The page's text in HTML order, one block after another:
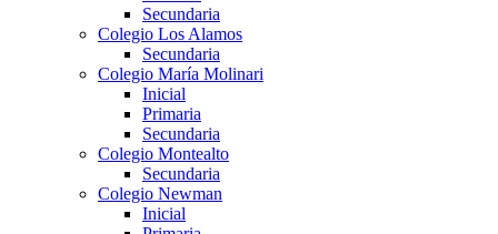
Secundaria
Colegio Los Alamos
Secundaria
Colegio María Molinari
Inicial
Primaria
Secundaria
Colegio Montealto
Secundaria
Colegio Newman
Inicial